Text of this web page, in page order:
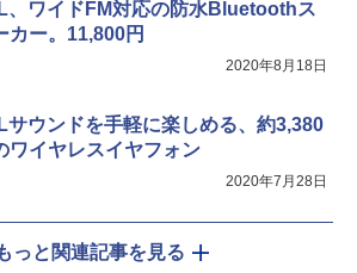
、ワイドFM対応の防水Bluetoothス
カー。11,800円
2020年8月18日
サウンドを手軽に楽しめる、約3,380
ワイヤレスイヤフォン
2020年7月28日
っと関連記事を見る